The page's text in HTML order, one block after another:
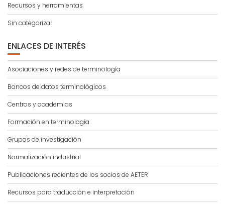
Recursos y herramientas
Sin categorizar
ENLACES DE INTERÉS
Asociaciones y redes de terminología
Bancos de datos terminológicos
Centros y academias
Formación en terminología
Grupos de investigación
Normalización industrial
Publicaciones recientes de los socios de AETER
Recursos para traducción e interpretación